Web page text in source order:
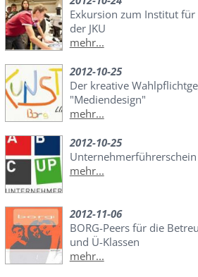
Exkursion zum Institut
der JKU
mehr...
2012-10-25
Der kreative
"Mediendesign"
mehr...
2012-10-25
Unternehmerführerschein
mehr...
2012-11-06
BORG-Peers für die
und Ü-Klassen
mehr...